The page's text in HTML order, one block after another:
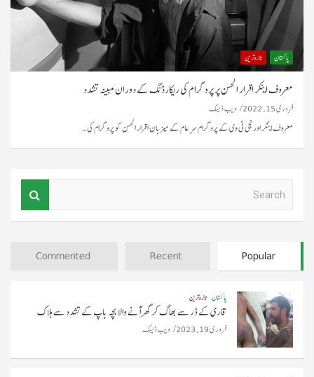
پاکستان تازہ ترین
معروف اینکر اقرار الحسن پر پروگرام کی ریکارڈنگ کے دوران مبینہ تشدد
فروری 15, 2022 ویب ڈیسک
معروف اینکر اورنجی ٹی وی کے پروگرام سرِ عام کے میزبان اقرار الحسن کو پروگرام کی…
Popular
Recent
Commented
پاکستان تازہ ترین
قاری کے ڈر سے بھاگ کر گھر آنے والا بچہ باپ کے تشدد سے ہلاک
فروری 19, 2023 ویب ڈیسک